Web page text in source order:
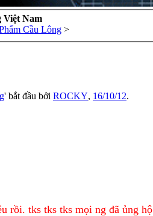
Việt Nam
Cầu Lông >
' bắt đầu bởi ROCKY, 16/10/12.
rồi. tks tks tks mọi ng đã ủng hộ